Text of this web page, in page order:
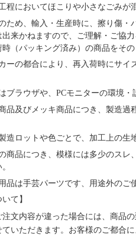
程においてほこりや⼩さなごみが
ため、輸⼊・⽣産時に、擦り傷・
出来かねますので、ご理解・ご協⼒
（パッキング済み）の商品をその
ーの都合により、再⼊荷時にサイ
ブラウザや、 PCモニターの環境・
品及びメッキ商品につき、製造過
造ロットや色ごとで、加工上の生
商品につき、模様には多少のスレ
品は⼿芸パーツです、⽤途外のご
て】
注文内容が違った場合には、商品
いただきます。お客様のご都合